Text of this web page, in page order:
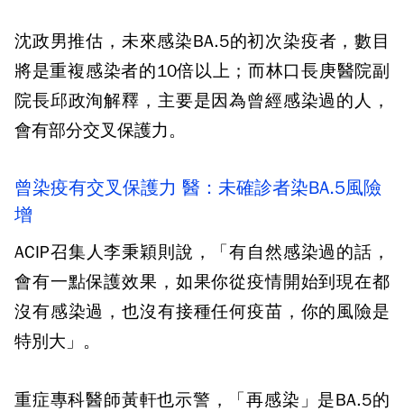
沈政男推估，未來感染BA.5的初次染疫者，數目
將是重複感染者的10倍以上；而林口長庚醫院副
院長邱政洵解釋，主要是因為曾經感染過的人，
會有部分交叉保護力。
曾染疫有交叉保護力 醫：未確診者染BA.5風險
增
ACIP召集人李秉穎則說，「有自然感染過的話，
會有一點保護效果，如果你從疫情開始到現在都
沒有感染過，也沒有接種任何疫苗，你的風險是
特別大」。
重症專科醫師黃軒也示警，「再感染」是BA.5的